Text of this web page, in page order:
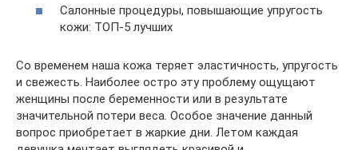
Салонные процедуры, повышающие упругость
кожи: ТОП-5 лучших
Со временем наша кожа теряет эластичность, упругость
и свежесть. Наиболее остро эту проблему ощущают
женщины после беременности или в результате
значительной потери веса. Особое значение данный
вопрос приобретает в жаркие дни. Летом каждая